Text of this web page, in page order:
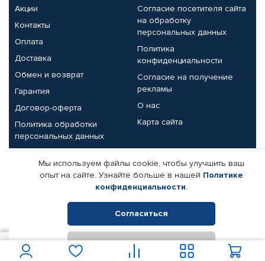
Акции
Контакты
Оплата
Доставка
Обмен и возврат
Гарантия
Договор-оферта
Политика обработки
персональных данных
Согласие посетителя сайта
на обработку
персональных данных
Политика
конфиденциальности
Согласие на получение
рекламы
О нас
Карта сайта
Партнерам
Корпоративным клиентам
Поставщикам
Реквизиты компании
© КАМАЗ ЦЕНТР ДОНЕЦК, 2015-2026. Все права защищены.
Интернет-магазин автомобильных товаров Автопрофи.
Мы используем файлы cookie, чтобы улучшить ваш
опыт на сайте. Узнайте больше в нашей Политике
конфиденциальности.
Согласиться
Отклонить
В корзину